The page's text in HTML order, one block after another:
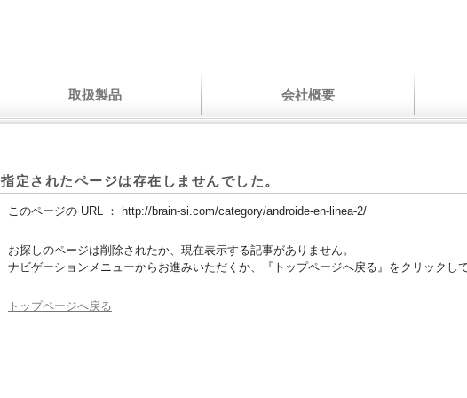
取扱製品 会社概要
指定されたページは存在しませんでした。
このページの URL ： http://brain-si.com/category/androide-en-linea-2/
お探しのページは削除されたか、現在表示する記事がありません。
ナビゲーションメニューからお進みいただくか、『トップページへ戻る』をクリックして
トップページへ戻る